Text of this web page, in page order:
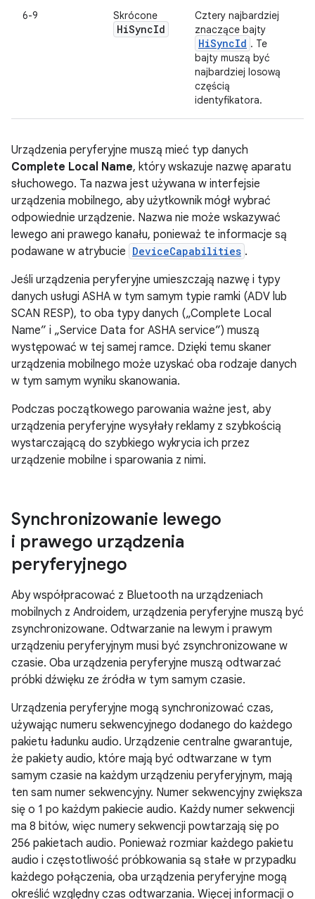
6-9 Skrócone
HiSyncId
Cztery najbardziej
znaczące bajty
HiSyncId . Te
bajty muszą być
najbardziej losową
częścią
identyfikatora.
Urządzenia peryferyjne muszą mieć typ danych
Complete Local Name, który wskazuje nazwę aparatu
słuchowego. Ta nazwa jest używana w interfejsie
urządzenia mobilnego, aby użytkownik mógł wybrać
odpowiednie urządzenie. Nazwa nie może wskazywać
lewego ani prawego kanału, ponieważ te informacje są
podawane w atrybucie DeviceCapabilities .
Jeśli urządzenia peryferyjne umieszczają nazwę i typy
danych usługi ASHA w tym samym typie ramki (ADV lub
SCAN RESP), to oba typy danych („Complete Local
Name” i „Service Data for ASHA service”) muszą
występować w tej samej ramce. Dzięki temu skaner
urządzenia mobilnego może uzyskać oba rodzaje danych
w tym samym wyniku skanowania.
Podczas początkowego parowania ważne jest, aby
urządzenia peryferyjne wysyłały reklamy z szybkością
wystarczającą do szybkiego wykrycia ich przez
urządzenie mobilne i sparowania z nimi.
Synchronizowanie lewego
i prawego urządzenia
peryferyjnego
Aby współpracować z Bluetooth na urządzeniach
mobilnych z Androidem, urządzenia peryferyjne muszą być
zsynchronizowane. Odtwarzanie na lewym i prawym
urządzeniu peryferyjnym musi być zsynchronizowane w
czasie. Oba urządzenia peryferyjne muszą odtwarzać
próbki dźwięku ze źródła w tym samym czasie.
Urządzenia peryferyjne mogą synchronizować czas,
używając numeru sekwencyjnego dodanego do każdego
pakietu ładunku audio. Urządzenie centralne gwarantuje,
że pakiety audio, które mają być odtwarzane w tym
samym czasie na każdym urządzeniu peryferyjnym, mają
ten sam numer sekwencyjny. Numer sekwencyjny zwiększa
się o 1 po każdym pakiecie audio. Każdy numer sekwencji
ma 8 bitów, więc numery sekwencji powtarzają się po
256 pakietach audio. Ponieważ rozmiar każdego pakietu
audio i częstotliwość próbkowania są stałe w przypadku
każdego połączenia, oba urządzenia peryferyjne mogą
określić względny czas odtwarzania. Więcej informacji o